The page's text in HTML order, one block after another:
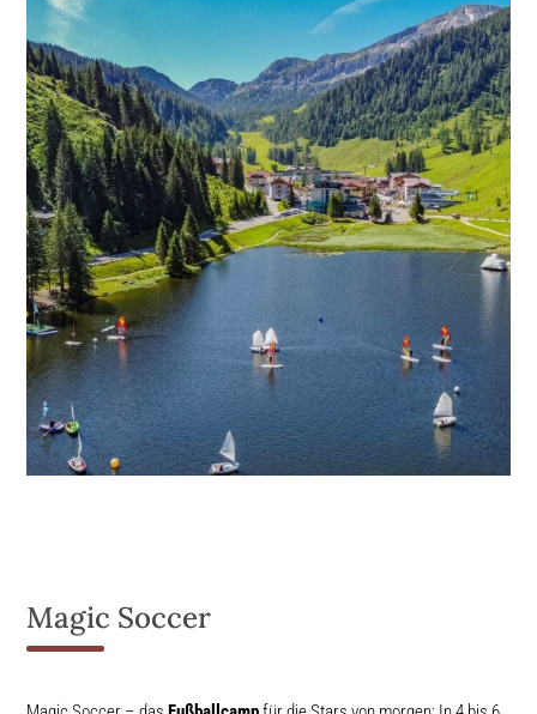
Magic Soccer